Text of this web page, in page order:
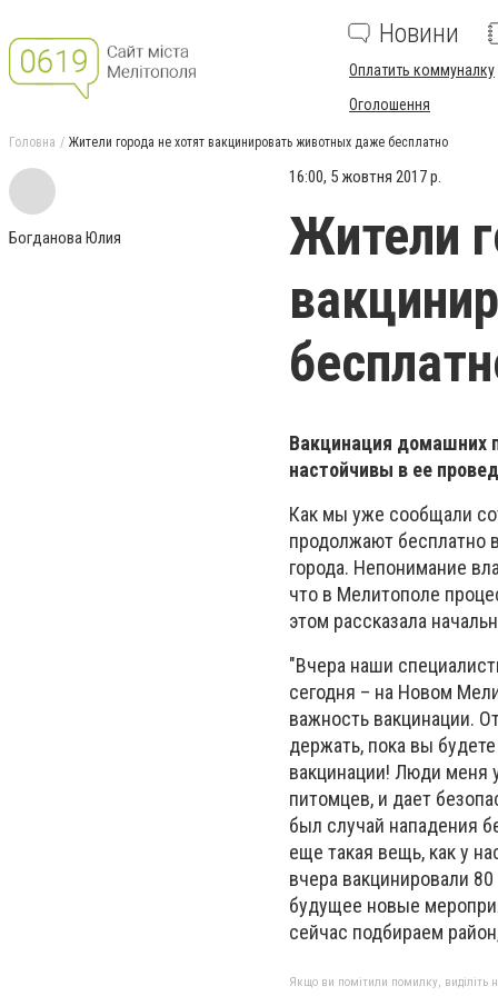
Новини
Оплатить коммуналку
Оголошення
Головна Жители города не хотят вакцинировать животных даже бесплатно
Богданова Юлия
16:00, 5 жовтня 2017 р.
Жители
Вакцинация домашних
настойчивы в ее
Как мы уже сообщали
продолжают бесплатно
города. Непонимание
что в Мелитополе
этом рассказала
"Вчера наши
сегодня – на Новом
важность вакцинации.
держать, пока вы
вакцинации! Люди меня
питомцев, и дает
был случай нападения
еще такая вещь, как у
вчера вакцинировали
будущее новые
сейчас подбираем
Якщо ви помітили помилку, виділіть